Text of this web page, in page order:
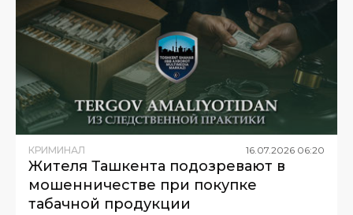
КРИМИНАЛ 16 07 2026 06:20
Жителя Ташкента подозревают в
мошенничестве при покупке
табачной продукции